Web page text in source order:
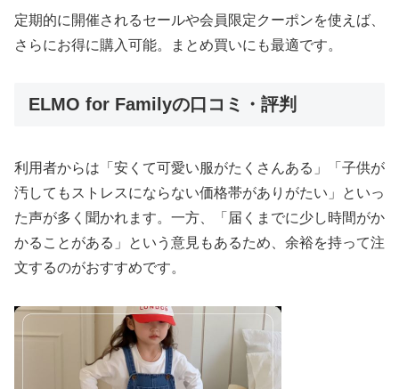
定期的に開催されるセールや会員限定クーポンを使えば、
さらにお得に購入可能。まとめ買いにも最適です。
ELMO for Familyの口コミ・評判
利用者からは「安くて可愛い服がたくさんある」「子供が
汚してもストレスにならない価格帯がありがたい」といっ
た声が多く聞かれます。一方、「届くまでに少し時間がか
かることがある」という意見もあるため、余裕を持って注
文するのがおすすめです。